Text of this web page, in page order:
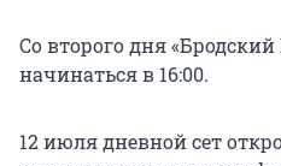
Со второго дня «Бродский
начинаться в 16:00.
12 июля дневной сет